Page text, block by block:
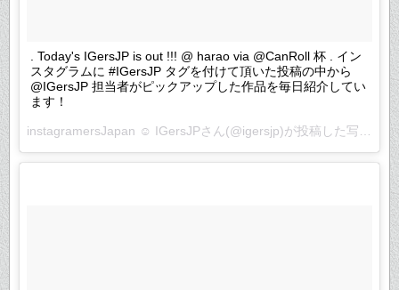
. Today's IGersJP is out !!! @ harao via @CanRoll 杯 . イン
スタグラムに #IGersJP タグを付けて頂いた投稿の中から
@IGersJP 担当者がピックアップした作品を毎日紹介してい
ます！